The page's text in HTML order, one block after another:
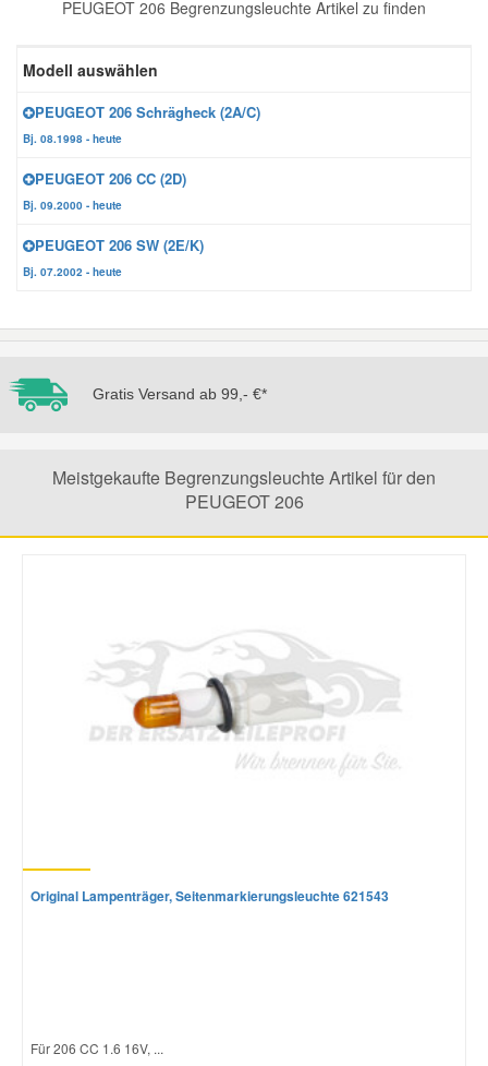
PEUGEOT 206 Begrenzungsleuchte Artikel zu finden
Modell auswählen
PEUGEOT 206 Schrägheck (2A/C)
Bj. 08.1998 - heute
PEUGEOT 206 CC (2D)
Bj. 09.2000 - heute
PEUGEOT 206 SW (2E/K)
Bj. 07.2002 - heute
Gratis Versand ab 99,- €*
Meistgekaufte Begrenzungsleuchte Artikel für den
PEUGEOT 206
Original Lampenträger, Seitenmarkierungsleuchte 621543
Für 206 CC 1.6 16V, ...
Zündanlage und Glühanlage
Kia Ersatzteile
Lancia Ersatzteile
Mazda Ersatzteile
Mini Ersatzteile
Mitsubishi Ersatzteile
Seat Ersatzteile